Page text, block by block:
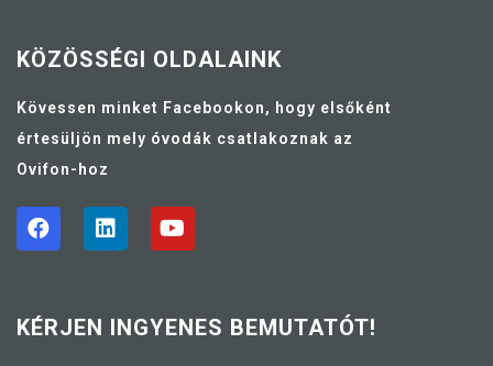
KÖZÖSSÉGI OLDALAINK
Kövessen minket Facebookon, hogy elsőként
értesüljön mely óvodák csatlakoznak az
Ovifon-hoz
KÉRJEN INGYENES BEMUTATÓT!